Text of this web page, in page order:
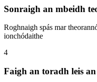
Sonraigh an mbeidh
Roghnaigh spás mar
ionchódaithe
4
Faigh an toradh leis